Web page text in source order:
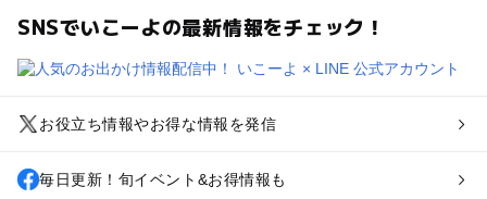
SNSでいこーよの最新情報をチェック！
お役立ち情報やお得な情報を発信
毎日更新！旬イベント&お得情報も